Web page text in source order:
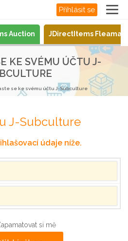
Přihlásit se
Auction JDirectItems
KE SVÉMU ÚČTU J-
se ke svému účtu J-Subculture
J-Subculture
údaje níže.
si mě